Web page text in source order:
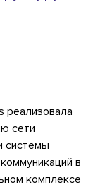
реализовала
сети
системы
в
комплексе